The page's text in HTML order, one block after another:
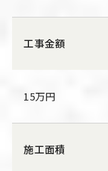
工事金額
15万円
施工面積